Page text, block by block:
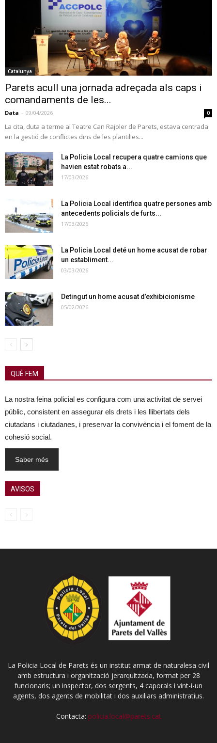
Catalunya
Parets acull una jornada adreçada als caps i
comandaments de les...
Data - 09/04/2026 0
La cita, duta a terme al Teatre Can Rajoler de Parets, estava centrada
en la gestió de conflictes dins de les plantilles...
La Policia Local recupera quatre camions que
havien estat robats a...
17/03/2026
La Policia Local identifica quatre persones amb
antecedents policials de furts...
17/03/2026
La Policia Local deté un home acusat de robar
un establiment...
03/03/2026
Detingut un home acusat d’exhibicionisme
05/02/2026
QUÈ FEM
La nostra feina policial es configura com una activitat de servei
públic, consistent en assegurar els drets i les llibertats dels
ciutadans i ciutadanes, i preservar la convivència i el foment de la
cohesió social.
Saber més
AVISOS
La Policia Local de Parets és un institut armat de naturalesa civil
amb estructura i organització jerarquitzada, format per 28
funcionaris; un inspector, dos sergents, 4 caporals i vint-i-un
agents, dos agents de mobilitat i dos auxiliars administratius.
Contacta: policia.local@parets.cat